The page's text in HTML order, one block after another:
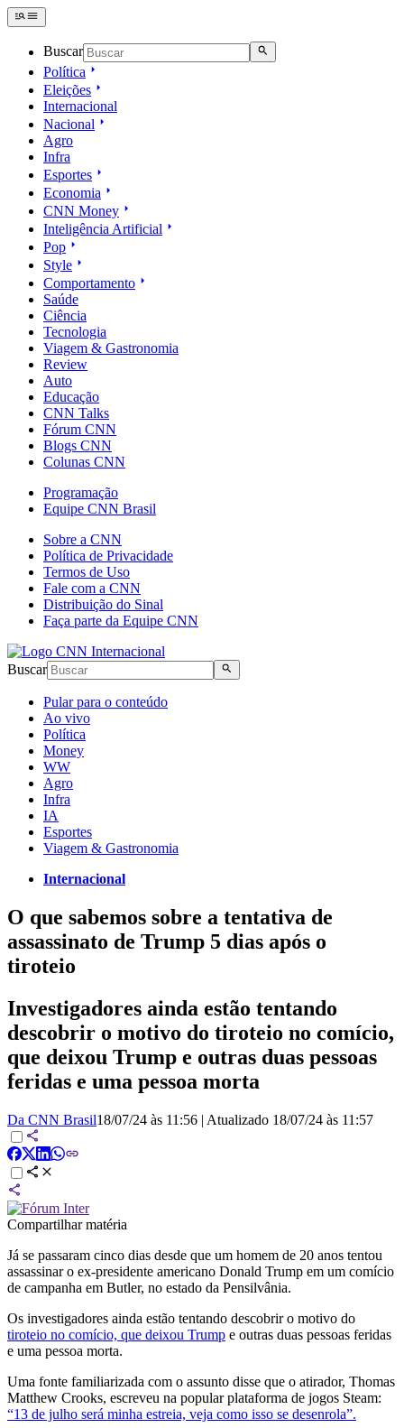
Buscar
Política
Eleições
Internacional
Nacional
Agro
Infra
Esportes
Economia
CNN Money
Inteligência Artificial
Pop
Style
Comportamento
Saúde
Ciência
Tecnologia
Viagem & Gastronomia
Review
Auto
Educação
CNN Talks
Fórum CNN
Blogs CNN
Colunas CNN
Programação
Equipe CNN Brasil
Sobre a CNN
Política de Privacidade
Termos de Uso
Fale com a CNN
Distribuição do Sinal
Faça parte da Equipe CNN
Buscar
Pular para o conteúdo
Ao vivo
Política
Money
WW
Agro
Infra
IA
Esportes
Viagem & Gastronomia
Internacional
O que sabemos sobre a tentativa de
assassinato de Trump 5 dias após o
tiroteio
Investigadores ainda estão tentando
descobrir o motivo do tiroteio no comício,
que deixou Trump e outras duas pessoas
feridas e uma pessoa morta
Da CNN Brasil18/07/24 às 11:56 | Atualizado 18/07/24 às 11:57
Compartilhar matéria
Já se passaram cinco dias desde que um homem de 20 anos tentou
assassinar o ex-presidente americano Donald Trump em um comício
de campanha em Butler, no estado da Pensilvânia.
Os investigadores ainda estão tentando descobrir o motivo do
tiroteio no comício, que deixou Trump e outras duas pessoas feridas
e uma pessoa morta.
Uma fonte familiarizada com o assunto disse que o atirador, Thomas
Matthew Crooks, escreveu na popular plataforma de jogos Steam:
“13 de julho será minha estreia, veja como isso se desenrola”.